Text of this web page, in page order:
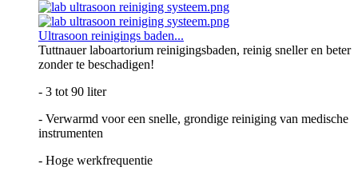
Ultrasoon reinigings baden...
Tuttnauer laboartorium reinigingsbaden, reinig sneller en beter
zonder te beschadigen!
- 3 tot 90 liter
- Verwarmd voor een snelle, grondige reiniging van medische
instrumenten
- Hoge werkfrequentie